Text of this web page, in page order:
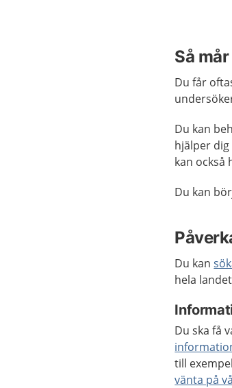
Så
Du får
Du kan
hjälper
kan också
Du kan
Du kan
hela
Du ska få
till
vänta på